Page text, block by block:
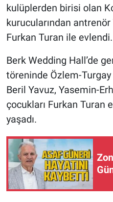
kulüplerden birisi olan
kurucularından antrenör
Furkan Turan ile evlendi.
Berk Wedding Hall’de
töreninde Özlem-Turgay
Beril Yavuz, Yasemin-
çocukları Furkan Turan
yaşadı.